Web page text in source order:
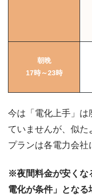
朝晩
17時～23時
今は「電化上手」は
ていませんが、似
プランは各電力会社
※夜間料金が安くな
電化が条件」となる